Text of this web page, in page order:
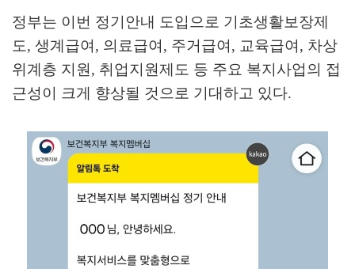
정부는 이번 정기안내 도입으로 기초생활보장제
도, 생계급여 , 의료급여 , 주거급여 , 교육급여 , 차상
위계층 지원 , 취업지원제도 등 주요 복지사업의 접
근성이 크게 향상될 것으로 기대하고 있다.